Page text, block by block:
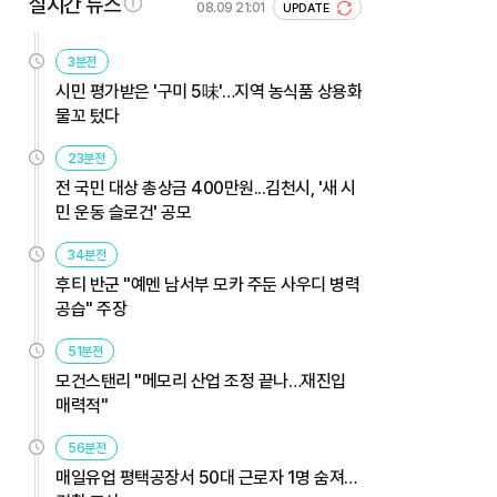
08.09 21:01 UPDATE
3분전
시민 평가받은 '구미 5味'…지역 농식품 상용화
물꼬 텄다
23분전
전 국민 대상 총상금 400만원...김천시, '새 시
민 운동 슬로건' 공모
34분전
후티 반군 "예멘 남서부 모카 주둔 사우디 병력
공습" 주장
51분전
모건스탠리 "메모리 산업 조정 끝나…재진입
매력적"
56분전
매일유업 평택공장서 50대 근로자 1명 숨져…